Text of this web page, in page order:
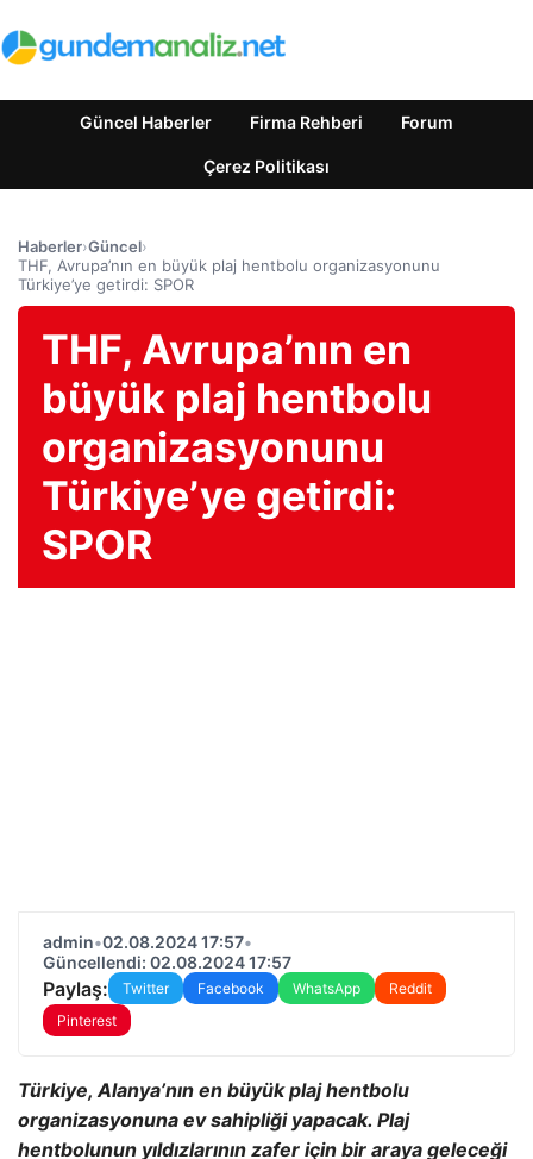
Güncel Haberler Firma Rehberi Forum
Çerez Politikası
Haberler›Güncel›
THF, Avrupa’nın en büyük plaj hentbolu organizasyonunu
Türkiye’ye getirdi: SPOR
THF, Avrupa’nın en
büyük plaj hentbolu
organizasyonunu
Türkiye’ye getirdi:
SPOR
admin•02.08.2024 17:57•
Güncellendi: 02.08.2024 17:57
Paylaş: Twitter Facebook WhatsApp
Reddit
Pinterest
Türkiye, Alanya’nın en büyük plaj hentbolu
organizasyonuna ev sahipliği yapacak. Plaj
hentbolunun yıldızlarının zafer için bir araya geleceği